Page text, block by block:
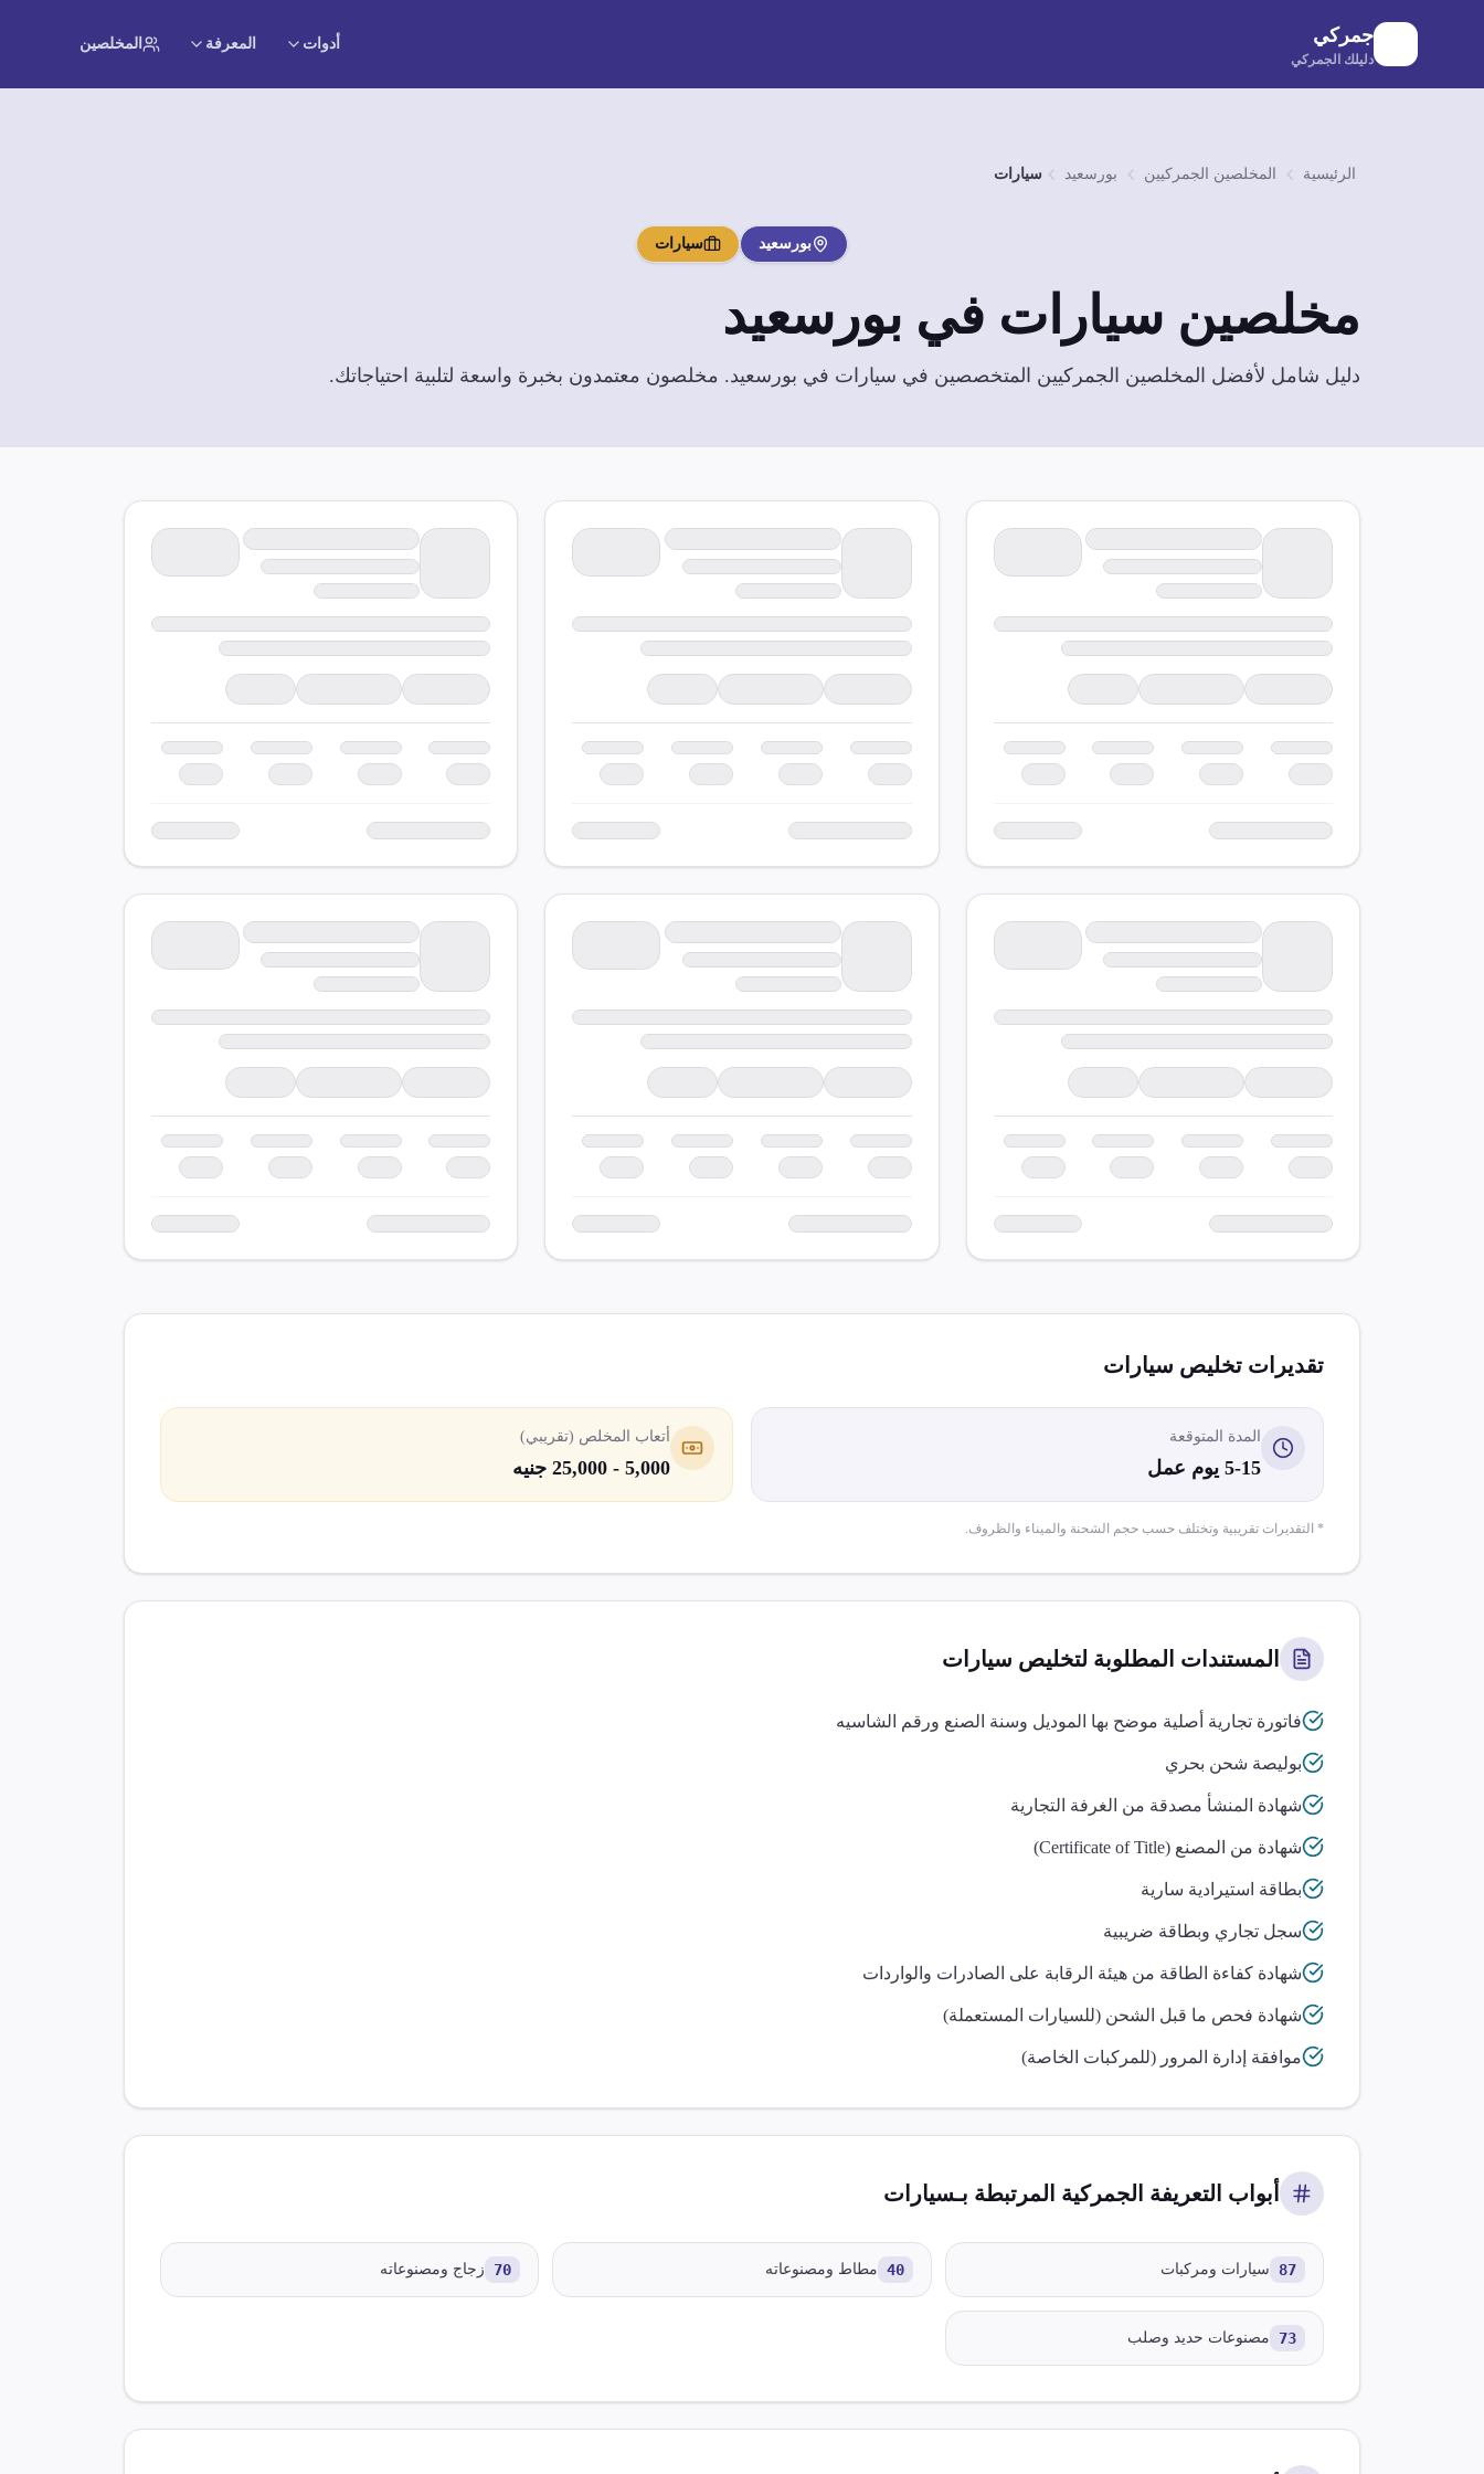
جمركي
دليلك الجمركي
أدوات المعرفة المخلصين
الرئيسية المخلصين الجمركيين بورسعيد سيارات
بورسعيد سيارات
مخلصين سيارات في بورسعيد
دليل شامل لأفضل المخلصين الجمركيين المتخصصين في سيارات في بورسعيد. مخلصون معتمدون بخبرة واسعة لتلبية احتياجاتك.
تقديرات تخليص سيارات
المدة المتوقعة
5-15 يوم عمل
أتعاب المخلص (تقريبي)
5,000 - 25,000 جنيه
* التقديرات تقريبية وتختلف حسب حجم الشحنة والميناء والظروف.
المستندات المطلوبة لتخليص سيارات
فاتورة تجارية أصلية موضح بها الموديل وسنة الصنع ورقم الشاسيه
بوليصة شحن بحري
شهادة المنشأ مصدقة من الغرفة التجارية
شهادة من المصنع (Certificate of Title)
بطاقة استيرادية سارية
سجل تجاري وبطاقة ضريبية
شهادة كفاءة الطاقة من هيئة الرقابة على الصادرات والواردات
شهادة فحص ما قبل الشحن (للسيارات المستعملة)
موافقة إدارة المرور (للمركبات الخاصة)
أبواب التعريفة الجمركية المرتبطة بـسيارات
87 سيارات ومركبات 40 مطاط ومصنوعاته 70 زجاج ومصنوعاته
73 مصنوعات حديد وصلب